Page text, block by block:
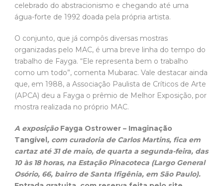
celebrado do abstracionismo e chegando até uma
água-forte de 1992 doada pela própria artista.
O conjunto, que já compôs diversas mostras
organizadas pelo MAC, é uma breve linha do tempo do
trabalho de Fayga. “Ele representa bem o trabalho
como um todo”, comenta Mubarac. Vale destacar ainda
que, em 1988, a Associação Paulista de Críticos de Arte
(APCA) deu a Fayga o prêmio de Melhor Exposição, por
mostra realizada no próprio MAC.
A exposição Fayga Ostrower – Imaginação
Tangível, com curadoria de Carlos Martins, fica em
cartaz até 31 de maio, de quarta a segunda-feira, das
10 às 18 horas, na Estação Pinacoteca (Largo General
Osório, 66, bairro de Santa Ifigênia, em São Paulo).